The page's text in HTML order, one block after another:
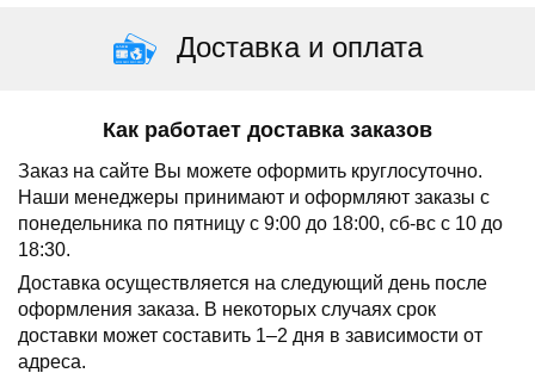
Доставка и оплата
Как работает доставка заказов
Заказ на сайте Вы можете оформить круглосуточно.
Наши менеджеры принимают и оформляют заказы с
понедельника по пятницу с 9:00 до 18:00, сб-вс с 10 до
18:30.
Доставка осуществляется на следующий день после
оформления заказа. В некоторых случаях срок
доставки может составить 1–2 дня в зависимости от
адреса.